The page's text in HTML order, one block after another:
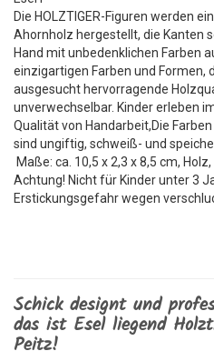
Die HOLZTIGER-Figuren werden
Ahornholz hergestellt, die Kanten
Hand mit unbedenklichen Farben
einzigartigen Farben und Formen,
ausgesucht hervorragende
unverwechselbar. Kinder erleben
Qualität von Handarbeit,Die
sind ungiftig, schweiß- und
Maße: ca. 10,5 x 2,3 x 8,5 cm,
Achtung! Nicht für Kinder unter 3
Erstickungsgefahr wegen
Schick designt und
das ist Esel liegend
Peitz!